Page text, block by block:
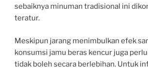
sebaiknya minuman tradisional ini
teratur.
Meskipun jarang menimbulkan efek
konsumsi jamu beras kencur juga
tidak boleh secara berlebihan. Untuk